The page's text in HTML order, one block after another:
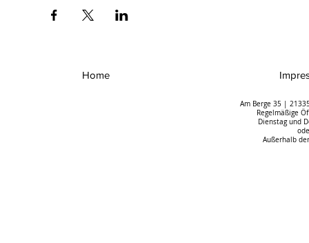
Home
Am Berge 35 |
Regelmäßige
Dienstag und
Außerhalb